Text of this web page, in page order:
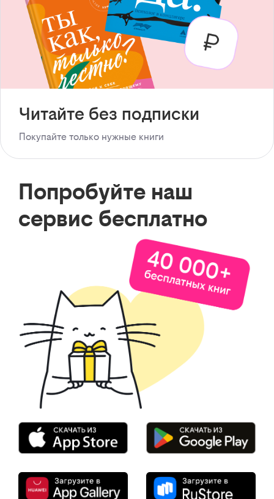
Читайте без подписки
Покупайте только нужные книги
Попробуйте наш
сервис бесплатно